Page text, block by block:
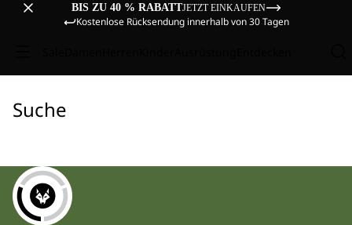
BIS ZU 40 % RABATTJETZT EINKAUFEN
Kostenlose Rücksendung innerhalb von 30 Tagen
Suche